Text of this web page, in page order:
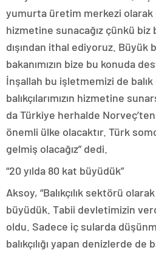
yumurta üretim merkezi olarak
hizmetine sunacağız çünkü biz
dışından ithal ediyoruz. Büyük
bakanımızın bize bu konuda
İnşallah bu işletmemizi de
balıkçılarımızın hizmetine
da Türkiye herhalde
önemli ülke olacaktır. Türk
gelmiş olacağız” dedi.
“20 yılda 80 kat büyüdük”
Aksoy, “Balıkçılık sektörü
büyüdük. Tabii devletimizin
oldu. Sadece iç sularda
balıkçılığı yapan denizlerde de